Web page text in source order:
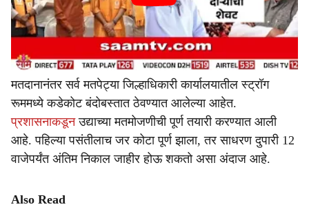
मतदानानंतर सर्व मतपेट्या जिल्हाधिकारी कार्यालयातील स्ट्रॉग
रूममध्ये कडेकोट बंदोबस्तात ठेवण्यात आलेल्या आहेत.
प्रशासनाकडूनउद्याच्या मतमोजणीची पूर्ण तयारी करण्यात आली
आहे. पहिल्या पसंतीलाच जर कोटा पूर्ण झाला, तर साधरण दुपारी 12
वाजेपर्यंत अंतिम निकाल जाहीर होऊ शकतो असा अंदाज आहे.
Also Read